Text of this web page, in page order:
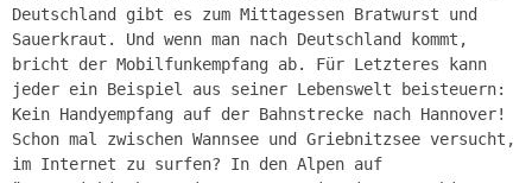
Deutschland gibt es zum Mittagessen Bratwurst und
Sauerkraut. Und wenn man nach Deutschland kommt,
bricht der Mobilfunkempfang ab. Für Letzteres kann
jeder ein Beispiel aus seiner Lebenswelt beisteuern:
Kein Handyempfang auf der Bahnstrecke nach Hannover!
Schon mal zwischen Wannsee und Griebnitzsee versucht,
im Internet zu surfen? In den Alpen auf